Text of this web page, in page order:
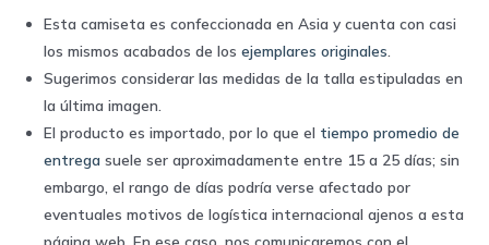
Esta camiseta es confeccionada en Asia y cuenta con casi
los mismos acabados de los ejemplares originales.
Sugerimos considerar las medidas de la talla estipuladas en
la última imagen.
El producto es importado, por lo que el tiempo promedio de
entrega suele ser aproximadamente entre 15 a 25 días; sin
embargo, el rango de días podría verse afectado por
eventuales motivos de logística internacional ajenos a esta